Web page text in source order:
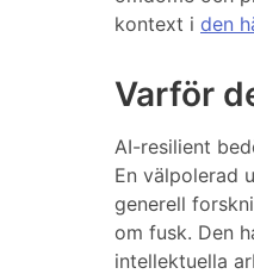
kontext i den
Varför
AI-resilient
En välpolerad
generell
om fusk. Den
intellektuella